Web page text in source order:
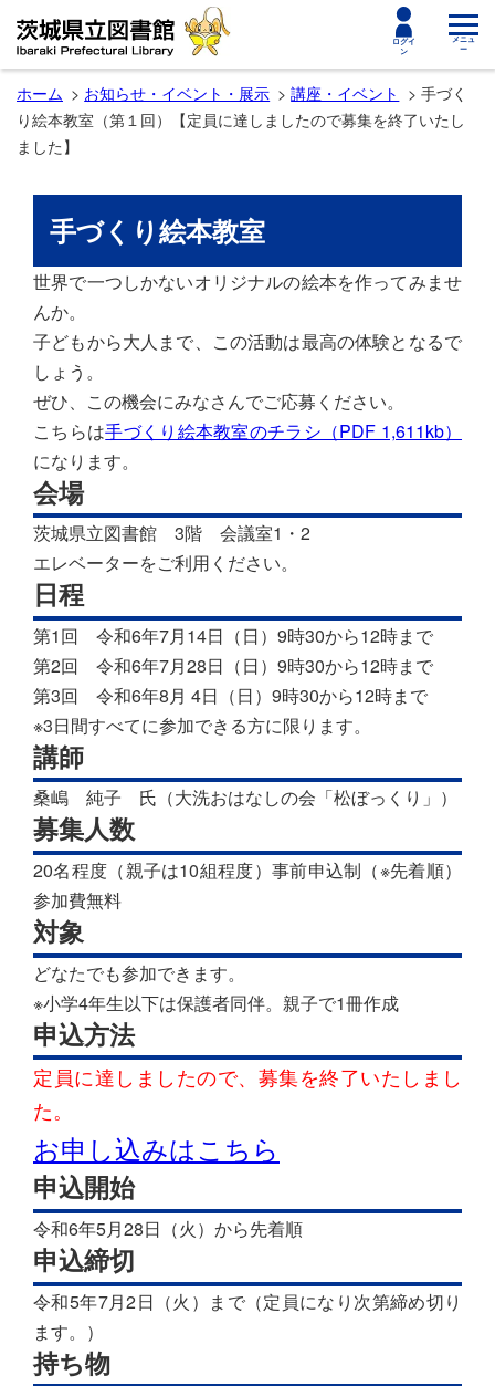
ログイ
ン
toggle
メニュ
ー
ホーム お知らせ・イベント・展示 講座・イベント
手づく
り絵本教室（第１回）【定員に達しましたので募集を終了いたし
ました】
手づくり絵本教室
世界で一つしかないオリジナルの絵本を作ってみませ
んか。
子どもから大人まで、この活動は最高の体験となるで
しょう。
ぜひ、この機会にみなさんでご応募ください。
こちらは手づくり絵本教室のチラシ（PDF 1,611kb）
になります。
会場
茨城県立図書館 3階 会議室1・2
エレベーターをご利用ください。
日程
第1回 令和6年7月14日（日）9時30から12時まで
第2回 令和6年7月28日（日）9時30から12時まで
第3回 令和6年8月 4日（日）9時30から12時まで
※3日間すべてに参加できる方に限ります。
講師
桑嶋 純子 氏（大洗おはなしの会「松ぼっくり」）
募集人数
20名程度（親子は10組程度）事前申込制（※先着順）
参加費無料
対象
どなたでも参加できます。
※小学4年生以下は保護者同伴。親子で1冊作成
申込方法
定員に達しましたので、募集を終了いたしまし
た。
お申し込みはこちら
申込開始
令和6年5月28日（火）から先着順
申込締切
令和5年7月2日（火）まで（定員になり次第締め切り
ます。）
持ち物